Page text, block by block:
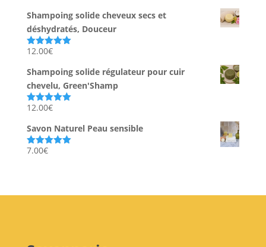
Shampoing solide cheveux secs et
déshydratés, Douceur
Note5.00
12.00€
Shampoing solide régulateur pour cuir
chevelu, Green'Shamp
Note5.00
12.00€
Savon Naturel Peau sensible
Note5.00
7.00€